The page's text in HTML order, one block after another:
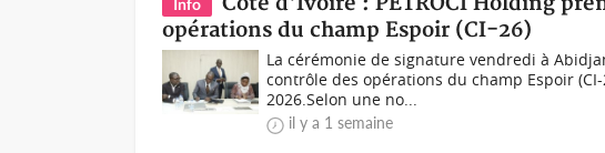
Info
opérations du champ Espoir (CI-26)
La cérémonie de signature vendredi à
contrôle des opérations du champ Espoir
2026.Selon une no...
il y a 1 semaine